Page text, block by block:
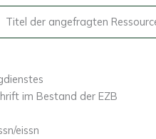
Titel der angefragten
im Bestand der EZB
eissn